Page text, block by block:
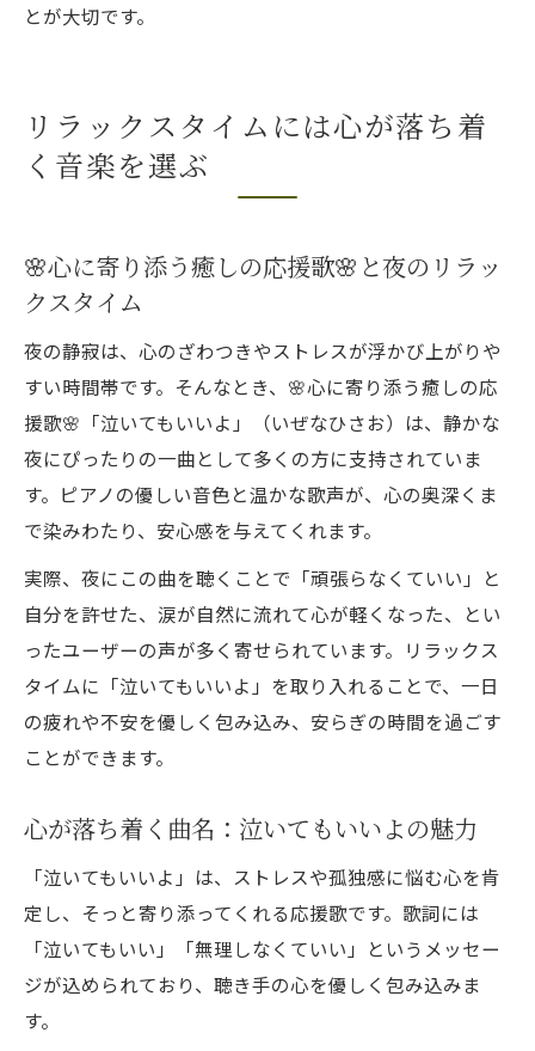
とが大切です。
リラックスタイムには心が落ち着
く音楽を選ぶ
🌸心に寄り添う癒しの応援歌🌸と夜のリラッ
クスタイム
夜の静寂は、心のざわつきやストレスが浮かび上がりや
すい時間帯です。そんなとき、🌸心に寄り添う癒しの応
援歌🌸「泣いてもいいよ」（いぜなひさお）は、静かな
夜にぴったりの一曲として多くの方に支持されていま
す。ピアノの優しい音色と温かな歌声が、心の奥深くま
で染みわたり、安心感を与えてくれます。
実際、夜にこの曲を聴くことで「頑張らなくていい」と
自分を許せた、涙が自然に流れて心が軽くなった、とい
ったユーザーの声が多く寄せられています。リラックス
タイムに「泣いてもいいよ」を取り入れることで、一日
の疲れや不安を優しく包み込み、安らぎの時間を過ごす
ことができます。
心が落ち着く曲名：泣いてもいいよの魅力
「泣いてもいいよ」は、ストレスや孤独感に悩む心を肯
定し、そっと寄り添ってくれる応援歌です。歌詞には
「泣いてもいい」「無理しなくていい」というメッセー
ジが込められており、聴き手の心を優しく包み込みま
す。